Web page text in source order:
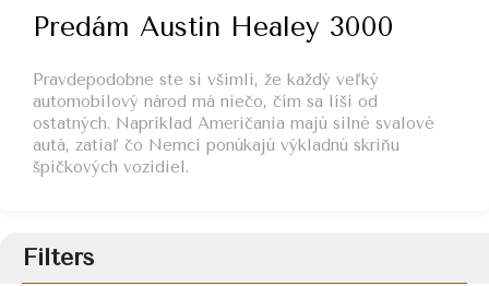
Predám Austin Healey 3000
Pravdepodobne ste si všimli, že každý veľký
automobilový národ má niečo, čím sa líši od
ostatných. Napríklad Američania majú silné svalové
autá, zatiaľ čo Nemci ponúkajú výkladnú skriňu
špičkových vozidiel.
Filters